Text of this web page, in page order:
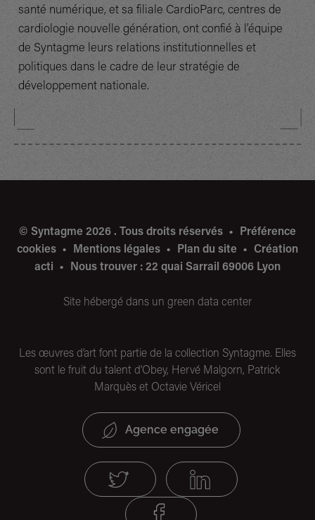
santé numérique, et sa filiale CardioParc, centres de
cardiologie nouvelle génération, ont confié à l’équipe
de Syntagme leurs relations institutionnelles et
politiques dans le cadre de leur stratégie de
développement nationale.
© Syntagme 2026 . Tous droits réservés
Préférence
cookies
Mentions légales Plan du site
Création
acti
Nous trouver : 22 quai Sarrail 69006 Lyon
Site hébergé dans un green data center
Les œuvres d’art font partie de la collection Syntagme. Elles
sont le fruit du talent d’Obey, Hervé Malgorn, Patrick
Marquès et Octavie Véricel
Agence engagée